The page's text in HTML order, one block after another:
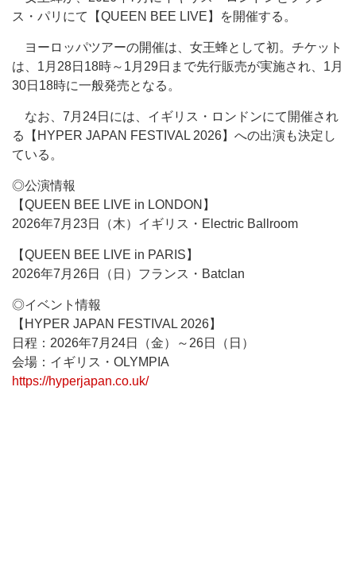
ス・パリにて【QUEEN BEE LIVE】を開催する。
ヨーロッパツアーの開催は、女王蜂として初。チケット
は、1月28日18時～1月29日まで先行販売が実施され、1月
30日18時に一般発売となる。
なお、7月24日には、イギリス・ロンドンにて開催され
る【HYPER JAPAN FESTIVAL 2026】への出演も決定し
ている。
◎公演情報
【QUEEN BEE LIVE in LONDON】
2026年7月23日（木）イギリス・Electric Ballroom
【QUEEN BEE LIVE in PARIS】
2026年7月26日（日）フランス・Batclan
◎イベント情報
【HYPER JAPAN FESTIVAL 2026】
日程：2026年7月24日（金）～26日（日）
会場：イギリス・OLYMPIA
https://hyperjapan.co.uk/